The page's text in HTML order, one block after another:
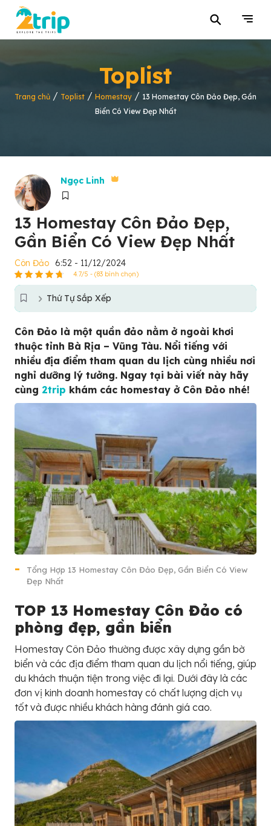
⚲
Toplist
Trang chủ / Toplist / Homestay / 13 Homestay Côn Đảo Đẹp, Gần
Biển Có View Đẹp Nhất
Ngọc Linh
13 Homestay Côn Đảo Đẹp,
Gần Biển Có View Đẹp Nhất
Côn Đảo 6:52 - 11/12/2024
4.7/5 - (83 bình chọn)
Thứ Tự Sắp Xếp
Côn Đảo là một quần đảo nằm ở ngoài khơi
thuộc tỉnh Bà Rịa – Vũng Tàu. Nổi tiếng với
nhiều địa điểm tham quan du lịch cùng nhiều nơi
nghỉ dưỡng lý tưởng. Ngay tại bài viết này hãy
cùng 2trip khám các homestay ở Côn Đảo nhé!
Tổng Hợp 13 Homestay Côn Đảo Đẹp, Gần Biển Có View
Đẹp Nhất
TOP 13 Homestay Côn Đảo có
phòng đẹp, gần biển
Homestay Côn Đảo thường được xây dựng gần bờ
biển và các địa điểm tham quan du lịch nổi tiếng, giúp
du khách thuận tiện trong việc đi lại. Dưới đây là các
đơn vị kinh doanh homestay có chất lượng dịch vụ
tốt và được nhiều khách hàng đánh giá cao.